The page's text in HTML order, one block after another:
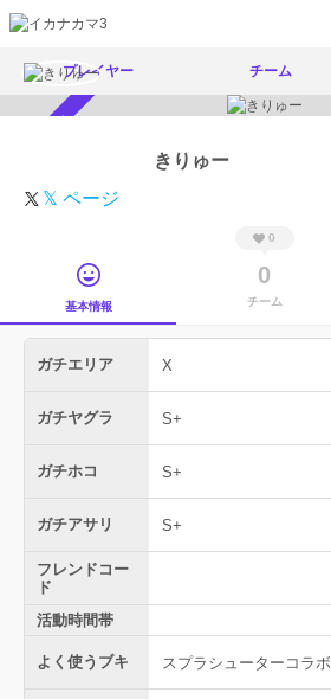
プレイヤー チーム
きりゅー
𝕏 ページ
基本情報
0
0
チーム
ガチエリア X
ガチヤグラ S+
ガチホコ S+
ガチアサリ S+
フレンドコー
ド
活動時間帯
よく使うブキ スプラシューターコラボ